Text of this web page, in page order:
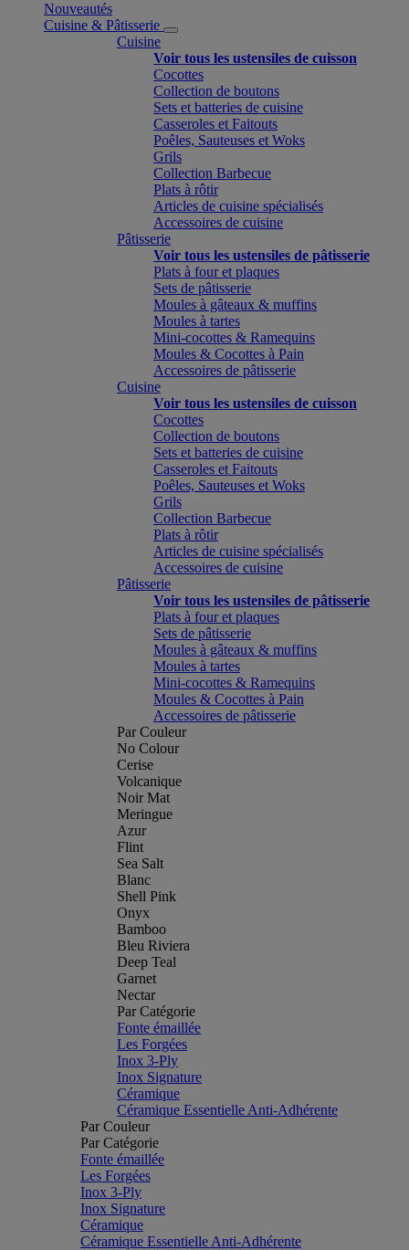
Nouveautés
Cuisine & Pâtisserie
Cuisine
Voir tous les ustensiles de cuisson
Cocottes
Collection de boutons
Sets et batteries de cuisine
Casseroles et Faitouts
Poêles, Sauteuses et Woks
Grils
Collection Barbecue
Plats à rôtir
Articles de cuisine spécialisés
Accessoires de cuisine
Pâtisserie
Voir tous les ustensiles de pâtisserie
Plats à four et plaques
Sets de pâtisserie
Moules à gâteaux & muffins
Moules à tartes
Mini-cocottes & Ramequins
Moules & Cocottes à Pain
Accessoires de pâtisserie
Cuisine
Voir tous les ustensiles de cuisson
Cocottes
Collection de boutons
Sets et batteries de cuisine
Casseroles et Faitouts
Poêles, Sauteuses et Woks
Grils
Collection Barbecue
Plats à rôtir
Articles de cuisine spécialisés
Accessoires de cuisine
Pâtisserie
Voir tous les ustensiles de pâtisserie
Plats à four et plaques
Sets de pâtisserie
Moules à gâteaux & muffins
Moules à tartes
Mini-cocottes & Ramequins
Moules & Cocottes à Pain
Accessoires de pâtisserie
Par Couleur
No Colour
Cerise
Volcanique
Noir Mat
Meringue
Azur
Flint
Sea Salt
Blanc
Shell Pink
Onyx
Bamboo
Bleu Riviera
Deep Teal
Garnet
Nectar
Par Catégorie
Fonte émaillée
Les Forgées
Inox 3-Ply
Inox Signature
Céramique
Céramique Essentielle Anti-Adhérente
Par Couleur
Par Catégorie
Fonte émaillée
Les Forgées
Inox 3-Ply
Inox Signature
Céramique
Céramique Essentielle Anti-Adhérente